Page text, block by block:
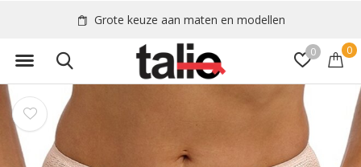
0 0
Grote keuze aan maten en modellen